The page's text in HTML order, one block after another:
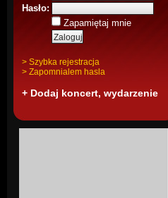
Hasło:
Zapamiętaj mnie
> Szybka rejestracja
> Zapomnialem hasla
+ Dodaj koncert, wydarzenie